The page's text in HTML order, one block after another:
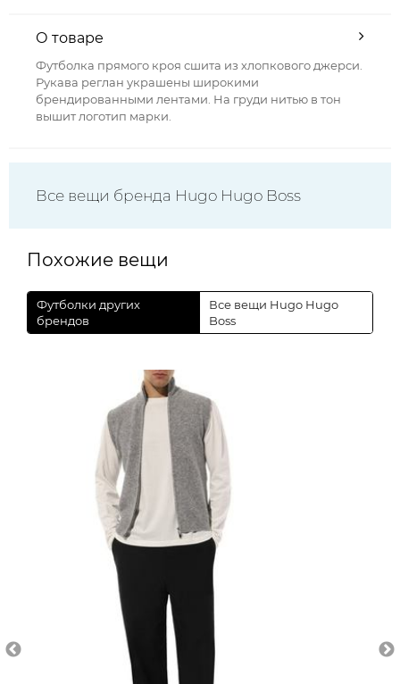
О товаре
Футболка прямого кроя сшита из хлопкового джерси.
Рукава реглан украшены широкими
брендированными лентами. На груди нитью в тон
вышит логотип марки.
Все вещи бренда Hugo Hugo Boss
Похожие вещи
Футболки других
брендов
Все вещи Hugo Hugo
Boss